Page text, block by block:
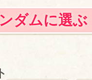
ダムに選ぶ